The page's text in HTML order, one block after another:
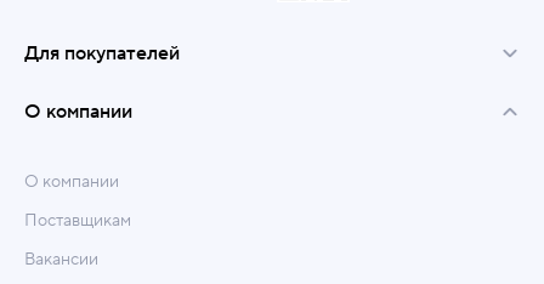
Для покупателей
О компании
О компании
Поставщикам
Вакансии